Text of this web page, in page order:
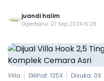
juandi halim
Diperbarui: 27 Sep 2024 15:28
Villa Dilihat: 125X Disuka: 0X